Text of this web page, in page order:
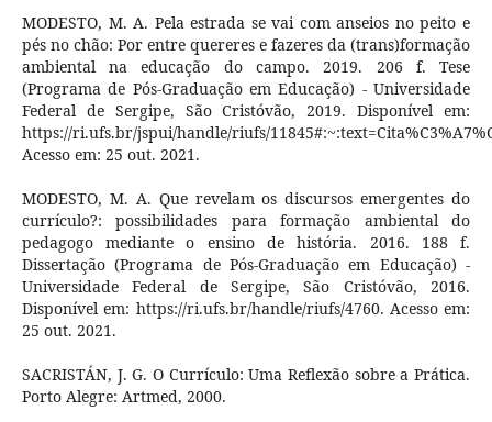
MODESTO, M. A. Pela estrada se vai com anseios no peito e
pés no chão: Por entre quereres e fazeres da (trans)formação
ambiental na educação do campo. 2019. 206 f. Tese
(Programa de Pós-Graduação em Educação) - Universidade
Federal de Sergipe, São Cristóvão, 2019. Disponível em:
https://ri.ufs.br/jspui/handle/riufs/
Acesso em: 25 out. 2021.
MODESTO, M. A. Que revelam os discursos emergentes do
currículo?: possibilidades para formação ambiental do
pedagogo mediante o ensino de história. 2016. 188 f.
Dissertação (Programa de Pós-Graduação em Educação) -
Universidade Federal de Sergipe, São Cristóvão, 2016.
Disponível em: https://ri.ufs.br/handle/riufs/4760. Acesso em:
25 out. 2021.
SACRISTÁN, J. G. O Currículo: Uma Reflexão sobre a Prática.
Porto Alegre: Artmed, 2000.